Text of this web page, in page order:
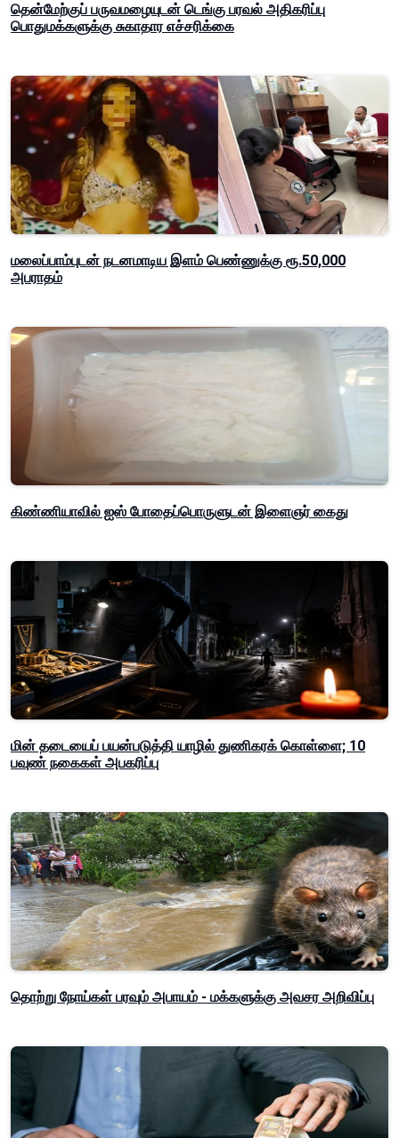
தென்மேற்குப் பருவமழையுடன் டெங்கு பரவல் அதிகரிப்பு
பொதுமக்களுக்கு சுகாதார எச்சரிக்கை
மலைப்பாம்புடன் நடனமாடிய இளம் பெண்ணுக்கு ரூ.50,000
அபராதம்
கிண்ணியாவில் ஐஸ் போதைப்பொருளுடன் இளைஞர் கைது
மின் தடையைப் பயன்படுத்தி யாழில் துணிகரக் கொள்ளை; 10
பவுண் நகைகள் அபகரிப்பு
தொற்று நோய்கள் பரவும் அபாயம் - மக்களுக்கு அவசர அறிவிப்பு